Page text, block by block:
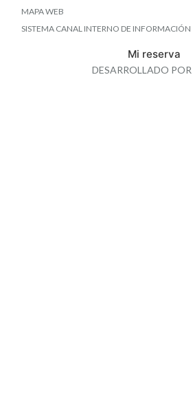
MAPA WEB
SISTEMA CANAL INTERNO DE INFORMACIÓN
Mi reserva
DESARROLLADO POR